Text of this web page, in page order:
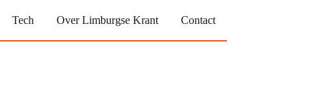
Tech Over Limburgse Krant Contact